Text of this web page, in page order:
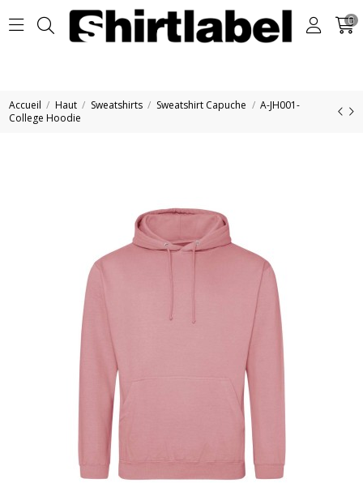
0
Accueil Haut Sweatshirts Sweatshirt Capuche
A-JH001-
College Hoodie